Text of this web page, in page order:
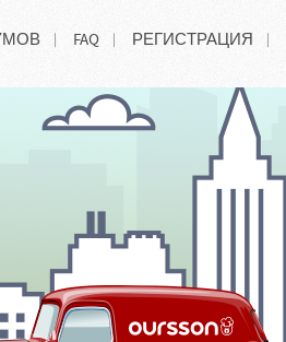
FAQ РЕГИСТРАЦИЯ